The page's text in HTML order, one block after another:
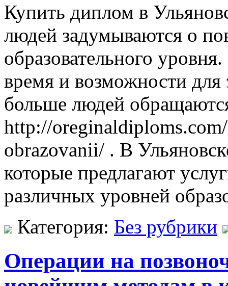
Купить диплом в
людей задумываются о
образовательного
время и возможности
больше людей
http://
obrazovanii/ . В
которые предлагают
различных уровней
Категория: Без рубрики
Операции на